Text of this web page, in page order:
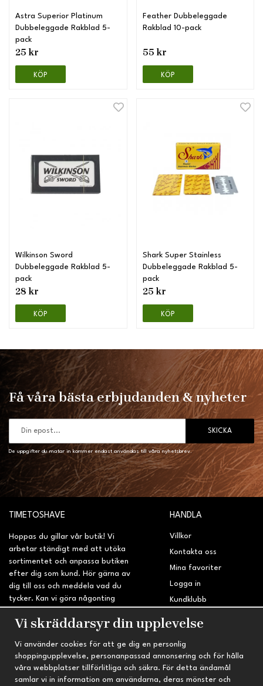
Astra Superior Platinum
Dubbeleggade Rakblad 5-
pack
25 kr
KÖP
Feather Dubbeleggade
Rakblad 10-pack
55 kr
KÖP
Wilkinson Sword
Dubbeleggade Rakblad 5-
pack
28 kr
KÖP
Shark Super Stainless
Dubbeleggade Rakblad 5-
pack
25 kr
KÖP
Få våra bästa erbjudanden & nyheter
SKICKA
De uppgifter du matar in kommer endast användas till våra nyhetsbrev.
TIMETOSHAVE
Hoppas du gillar vår butik! Vi
arbetar ständigt med att utöka
sortimentet och anpassa butiken
efter dig som kund. Hör gärna av
dig till oss och meddela vad du
tycker. Kan vi göra någonting
sidan?
HANDLA
Villkor
Kontakta oss
Mina favoriter
Logga in
Kundklubb
INFORMATION
Om oss
TRYGG HANDEL
Fri frakt vid köp över 695 kr
Vi skräddarsyr din upplevelse
Vi använder cookies för att ge dig en personlig
shoppingupplevelse, personanpassad annonsering och för hålla
våra webbplatser tillförlitliga och säkra. För detta ändamål
samlar vi in information om användarna, deras mönster och